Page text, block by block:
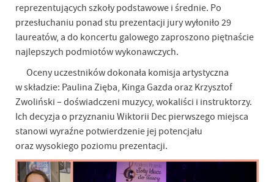
reprezentujących szkoły podstawowe i średnie. Po
przesłuchaniu ponad stu prezentacji jury wyłoniło 29
laureatów, a do koncertu galowego zaproszono piętnaście
najlepszych podmiotów wykonawczych.
Oceny uczestników dokonała komisja artystyczna
w składzie: Paulina Zięba, Kinga Gazda oraz Krzysztof
Zwoliński – doświadczeni muzycy, wokaliści i instruktorzy.
Ich decyzja o przyznaniu Wiktorii Dec pierwszego miejsca
stanowi wyraźne potwierdzenie jej potencjału
oraz wysokiego poziomu prezentacji.